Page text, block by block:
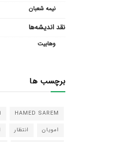
نیمه شعبان
نقد اندیشه‌ها
وهابیت
برچسب ها
HAMED SAREM
امویان
انتظار